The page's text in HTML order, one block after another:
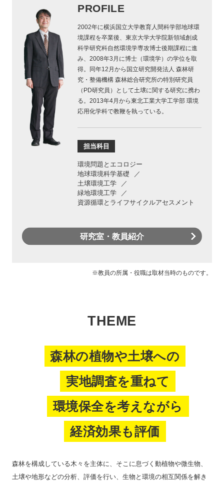
PROFILE
2002年に横浜国立大学教育人間科学部地球環
境課程を卒業後、東京大学大学院新領域創成
科学研究科自然環境学専攻博士後期課程に進
み、2008年3月に博士（環境学）の学位を取
得。同年12月から国立研究開発法人 森林研
究・整備機構 森林総合研究所の特別研究員
（PD研究員）として土壌に関する研究に携わ
る。2013年4月から東北工業大学工学部 環境
応用化学科で教鞭を執っている。
担当科目
環境問題とエコロジー
地球環境科学基礎
土壌環境工学
緑地環境工学
資源循環とライフサイクルアセスメント
研究室・教員紹介
※教員の所属・役職は取材当時のものです。
THEME
森林の植物や土壌への
実地調査を重ねて
環境保全を考えながら
経済効果も評価
森林を構成している木々を主体に、そこに息づく動植物や微生物、
土壌や地形などの分析、評価を行い、生物と環境の相互関係を解き